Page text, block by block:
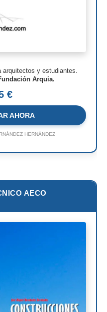
arquitectos y estudiantes.
Arquia.
€
AHORA
HERNÁNDEZ
AECO